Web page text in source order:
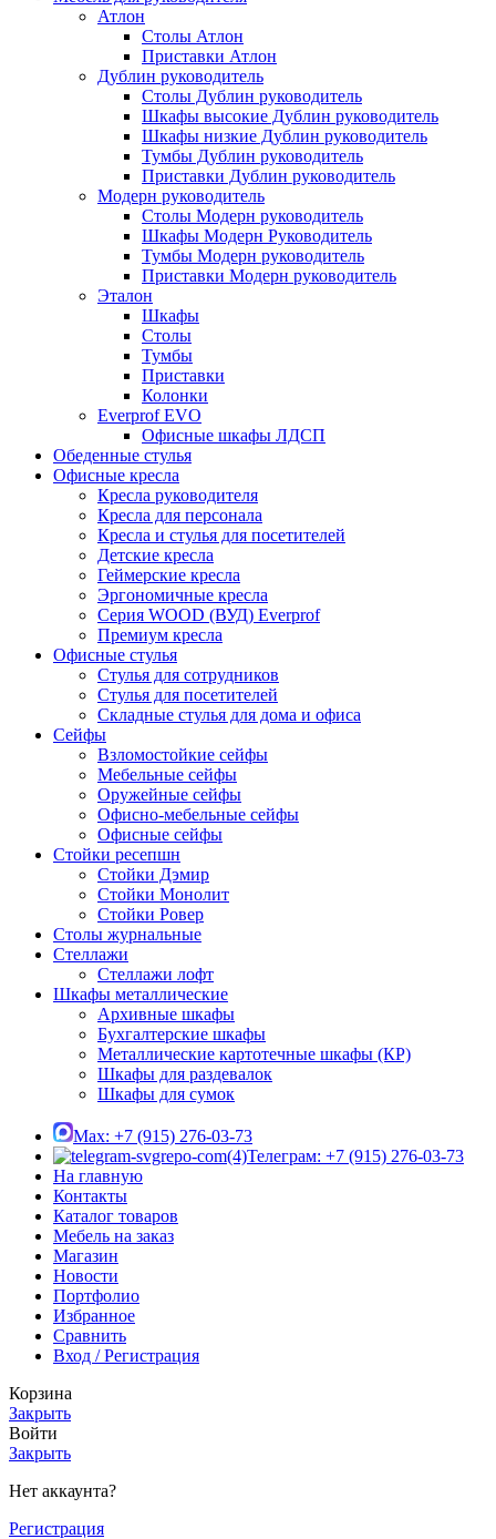
Атлон
Столы Атлон
Приставки Атлон
Дублин руководитель
Столы Дублин руководитель
Шкафы высокие Дублин руководитель
Шкафы низкие Дублин руководитель
Тумбы Дублин руководитель
Приставки Дублин руководитель
Модерн руководитель
Столы Модерн руководитель
Шкафы Модерн Руководитель
Тумбы Модерн руководитель
Приставки Модерн руководитель
Эталон
Шкафы
Столы
Тумбы
Приставки
Колонки
Everprof EVO
Офисные шкафы ЛДСП
Обеденные стулья
Офисные кресла
Кресла руководителя
Кресла для персонала
Кресла и стулья для посетителей
Детские кресла
Геймерские кресла
Эргономичные кресла
Серия WOOD (ВУД) Everprof
Премиум кресла
Офисные стулья
Стулья для сотрудников
Стулья для посетителей
Складные стулья для дома и офиса
Сейфы
Взломостойкие сейфы
Мебельные сейфы
Оружейные сейфы
Офисно-мебельные сейфы
Офисные сейфы
Стойки ресепшн
Стойки Дэмир
Стойки Монолит
Стойки Ровер
Столы журнальные
Стеллажи
Стеллажи лофт
Шкафы металлические
Архивные шкафы
Бухгалтерские шкафы
Металлические картотечные шкафы (КР)
Шкафы для раздевалок
Шкафы для сумок
Max: +7 (915) 276-03-73
Телеграм: +7 (915) 276-03-73
На главную
Контакты
Каталог товаров
Мебель на заказ
Магазин
Новости
Портфолио
Избранное
Сравнить
Вход / Регистрация
Корзина
Закрыть
Войти
Закрыть
Нет аккаунта?
Регистрация